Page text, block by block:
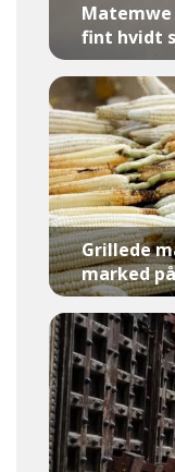
Matemwe
fint hvidt
Grillede
marked